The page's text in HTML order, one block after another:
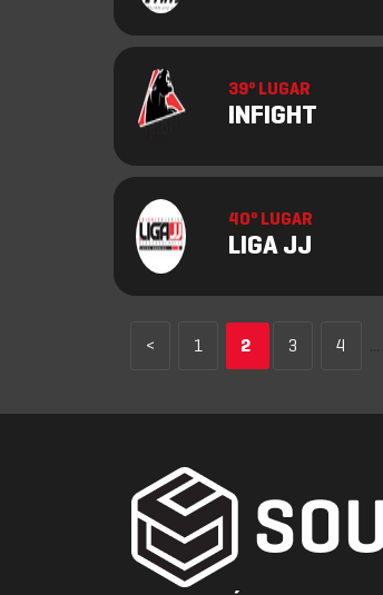
39º LUGAR
INFIGHT
40º LUGAR
LIGA JJ
< 1 2 3 4 ...